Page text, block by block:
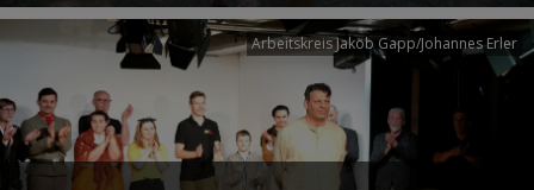
Arbeitskreis Jakob Gapp/Johannes Erler